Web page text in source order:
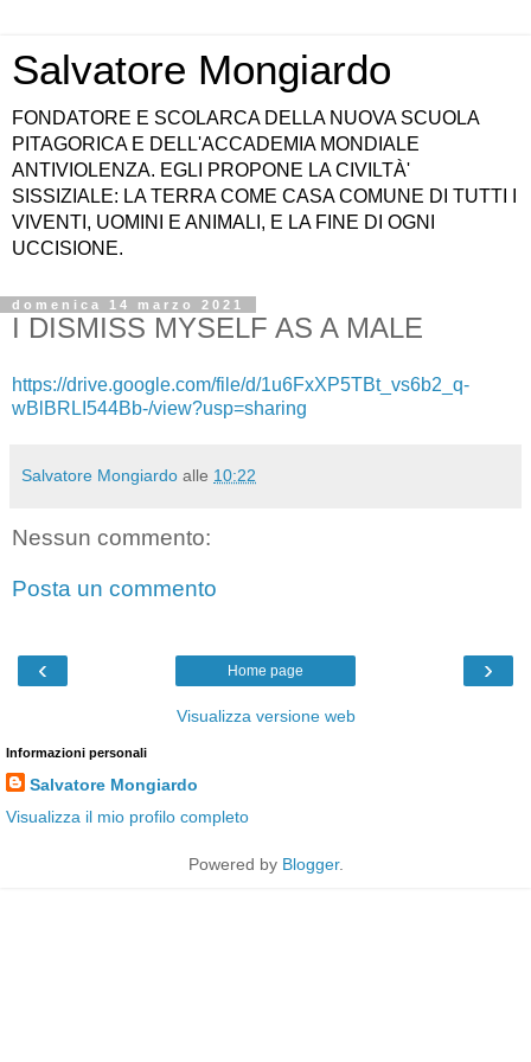
Salvatore Mongiardo
FONDATORE E SCOLARCA DELLA NUOVA SCUOLA
PITAGORICA E DELL'ACCADEMIA MONDIALE
ANTIVIOLENZA. EGLI PROPONE LA CIVILTÀ'
SISSIZIALE: LA TERRA COME CASA COMUNE DI TUTTI I
VIVENTI, UOMINI E ANIMALI, E LA FINE DI OGNI
UCCISIONE.
domenica 14 marzo 2021
I DISMISS MYSELF AS A MALE
https://drive.google.com/file/d/1u6FxXP5TBt_vs6b2_q-
wBlBRLI544Bb-/view?usp=sharing
Salvatore Mongiardo alle 10:22
Nessun commento:
Posta un commento
‹ ›
Home page
Visualizza versione web
Informazioni personali
Salvatore Mongiardo
Visualizza il mio profilo completo
Powered by Blogger.